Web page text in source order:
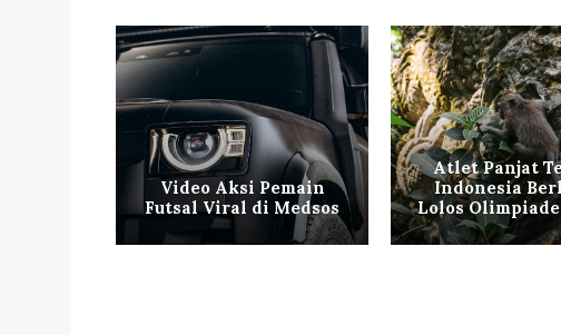
Video Aksi Pemain
Futsal Viral di Medsos
Atlet Panjat
Indonesia
Lolos